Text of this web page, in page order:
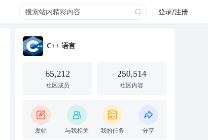
登录/注册
C++ 语言
65,212
社区成员
250,514
社区内容
发帖 与我相关 我的任务 分享